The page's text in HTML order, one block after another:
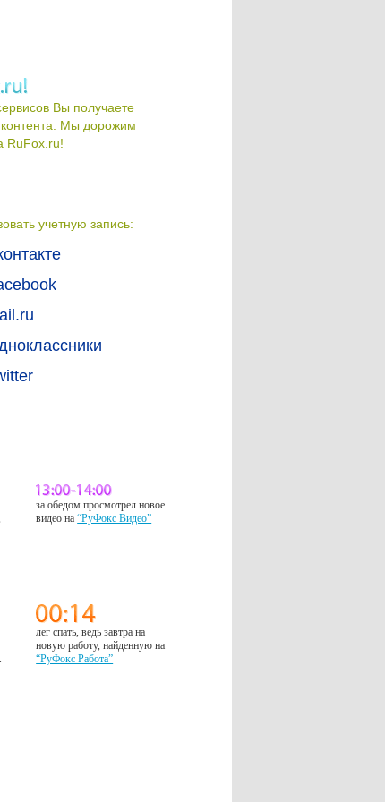
Вы получаете
Мы дорожим
RuFox.ru!
учетную запись:
за обедом просмотрел новое
видео на“РуФокс Видео”
лег спать, ведь завтра на
новую работу, найденную на
“РуФокс Работа”